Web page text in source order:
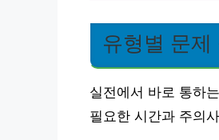
유형별 문제
실전에서 바로 통하
필요한 시간과 주의